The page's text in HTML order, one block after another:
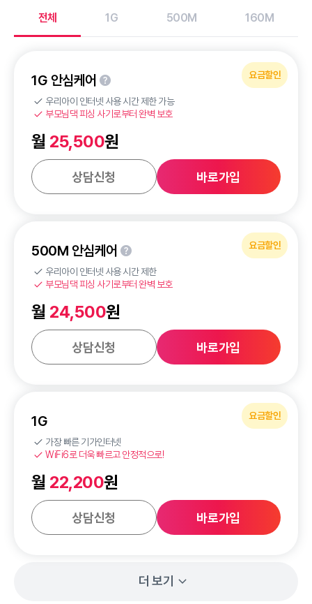
전체 1G 500M 160M
요금할인
1G 안심케어
우리아이 인터넷 사용 시간 제한 가능
부모님댁 피싱 사기로부터 완벽 보호
월 25,500원
상담신청 바로가입
요금할인
500M 안심케어
우리아이 인터넷 사용 시간 제한
부모님댁 피싱 사기로부터 완벽 보호
월 24,500원
상담신청 바로가입
요금할인
1G
가장 빠른 기가인터넷
WiFi6로 더욱 빠르고 안정적으로!
월 22,200원
상담신청 바로가입
더 보기